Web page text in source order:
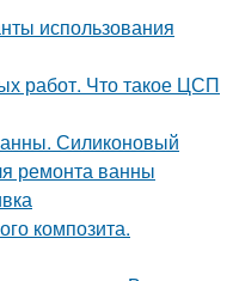
использования
работ. Что такое ЦСП
Силиконовый
ремонта ванны
композита.